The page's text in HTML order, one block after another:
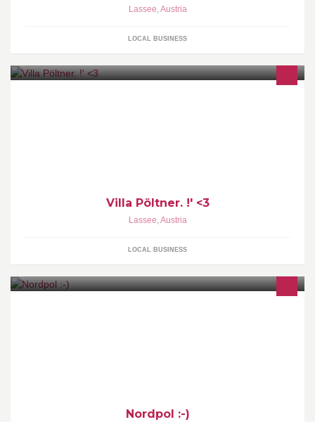
Lassee,Austria
LOCAL BUSINESS
Villa Pöltner. !' <3
Lassee,Austria
LOCAL BUSINESS
Nordpol :-)